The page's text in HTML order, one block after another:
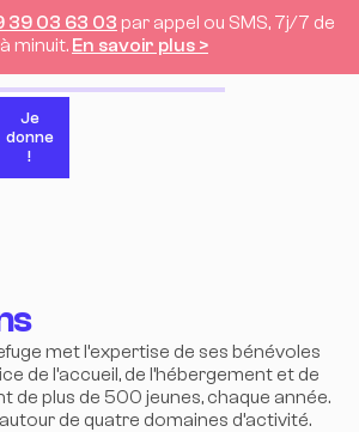
39 03 63 03 par appel ou SMS, 7j/7 de
minuit. En savoir plus >
Je
donne
!
met l’expertise de ses bénévoles
de l’accueil, de l’hébergement et de
de plus de 500 jeunes, chaque année.
de quatre domaines d’activité.